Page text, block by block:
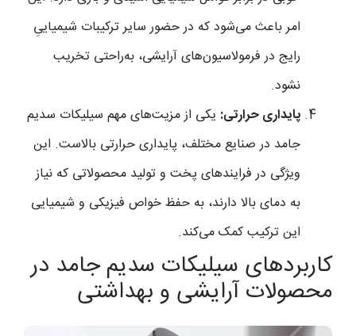
امر باعث می‌شود که در حضور سایر ترکیبات شیمیاییِ
رایج در فرمولاسیون‌های آرایشی، به‌راحتی تخریب
نشود.
پایداری حرارتی: یکی از مزیت‌های مهم سیلیکات سدیم
جامد در صنایع مختلف، پایداری حرارتی بالاست. این
ویژگی در فرایندهای پخت و تولید محصولاتی که نیاز
به دمای بالا دارند، به حفظ خواص فیزیکی و شیمیایی
این ترکیب کمک می‌کند.
کاربردهای سیلیکات سدیم جامد در
محصولات آرایشی و بهداشتی